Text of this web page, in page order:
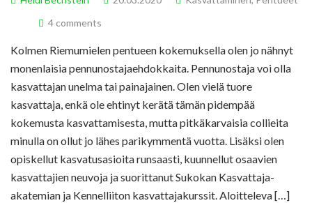
4 comments
Kolmen Riemumielen pentueen kokemuksella olen jo nähnyt
monenlaisia pennunostajaehdokkaita. Pennunostaja voi olla
kasvattajan unelma tai painajainen. Olen vielä tuore
kasvattaja, enkä ole ehtinyt kerätä tämän pidempää
kokemusta kasvattamisesta, mutta pitkäkarvaisia collieita
minulla on ollut jo lähes parikymmentä vuotta. Lisäksi olen
opiskellut kasvatusasioita runsaasti, kuunnellut osaavien
kasvattajien neuvoja ja suorittanut Sukokan Kasvattaja-
akatemian ja Kennelliiton kasvattajakurssit. Aloitteleva […]